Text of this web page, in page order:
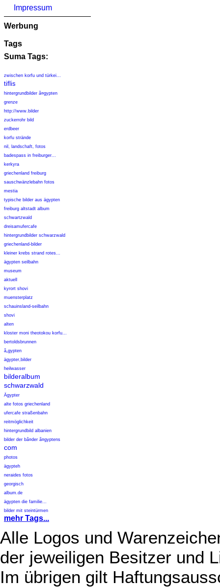
Impressum
Werbung
Tags
Suma Tags:
zwischen korfu und türkei...
tiflis
hintergrundbilder ã¤gypten
grenze
http://www.bilder
zuckerrohr bild
erdbeer
korfu strände
nil, landschaft, fotos
badespass in freiburger...
kerkyra
griechenland freiburg
sauschwänzlebahn fotos
mestia
typische bilder aus ägypten
freiburg altstadt album
schwartzwald
dreisamufercafe
hintergrundbilder schwarzwald
griechenland-bilder
kleiner krebs strand rotes...
ägypten seilbahn
museum
aktuell
kyrort shovi
muensterplatz
schauinsland-seilbahn
shovi
alten
kloster moni theotokou korfu...
bertoldsbrunnen
ã„gypten
ägypter,bilder
heilwasser
bilderalbum
schwarzwald
Ägypter
alte fotos griechenland
ufercafe straßenbahn
reitmöglichkeit
hintergrundbild albanien
bilder der bã¤der ã¤gyptens
com
photos
ägypteh
neraides fotos
georgisch
album.de
ägypten die familie...
bilder mit steintürmen
mehr Tags...
Alle Logos und
der jeweiligen Besitzer und
Im übrigen gilt